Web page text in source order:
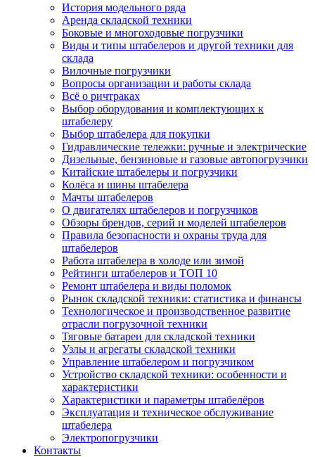
История модельного ряда
Аренда складской техники
Боковые и многоходовые погрузчики
Виды и типы штабелеров и другой техники для
склада
Вилочные погрузчики
Вопросы организации и работы склада
Всё о ричтраках
Выбор оборудования и комплектующих к
штабелеру
Выбор штабелера для покупки
Гидравлические тележки: ручные и электрические
Дизельные, бензиновые и газовые автопогрузчики
Китайские штабелеры и погрузчики
Колёса и шины штабелера
Мачты штабелеров
О двигателях штабелеров и погрузчиков
Обзоры брендов, серий и моделей штабелеров
Правила безопасности и охраны труда для
штабелеров
Работа штабелера в холоде или зимой
Рейтинги штабелеров и ТОП 10
Ремонт штабелера и виды поломок
Рынок складской техники: статистика и финансы
Технологическое и производственное развитие
отрасли погрузочной техники
Тяговые батареи для складской техники
Узлы и агрегаты складской техники
Управление штабелером и погрузчиком
Устройство складской техники: особенности и
характеристики
Характеристики и параметры штабелёров
Эксплуатация и техническое обслуживание
штабелера
Электропогрузчики
Контакты